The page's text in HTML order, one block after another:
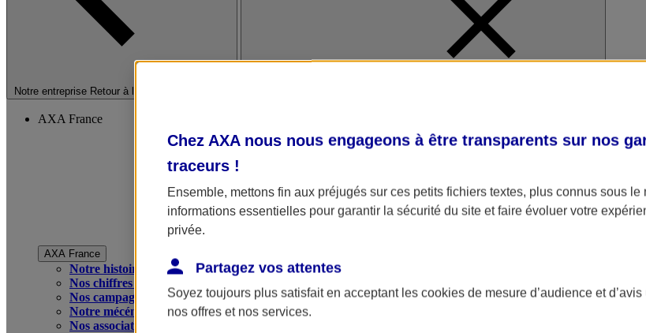
Notre entreprise Retour à la section précédente
AXA France
AXA France
Notre histoire
Nos chiffres clés
Nos campagnes publicitaires
Notre mécénat
Nos associations
Chez AXA nous nous engageons à être transparents sur nos
traceurs !
Ensemble, mettons fin aux préjugés sur ces petits fichiers textes, plus connus sous le
informations essentielles pour garantir la sécurité du site et faire évoluer votre
privée.
Partagez vos attentes
Soyez toujours plus satisfait en acceptant les cookies de mesure d’audience et
nos offres et nos services.